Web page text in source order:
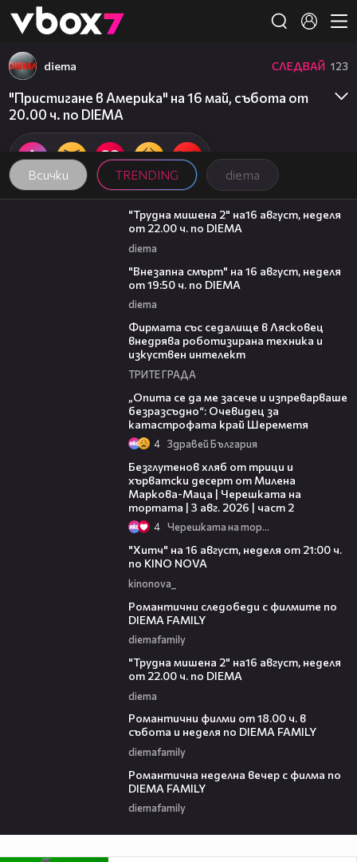
👾
Всички TRENDING diema
diema СЛЕДВАЙ 123
"Пристигане в Америка" на 16 май, събота от
20.00 ч. по DIEMA
00:31
"Трудна мишена 2" на16 август, неделя
от 22.00 ч. по DIEMA
diema
"Внезапна смърт" на 16 август, неделя
от 19:50 ч. по DIEMA
diema
Фирмата със седалище в Лясковец
внедрява роботизирана техника и
изкуствен интелект
ТРИТЕ ГРАДА
„Опита се да ме засече и изпреварваше
безразсъдно“: Очевидец за
катастрофата край Шереметя
4 Здравей България
Безглутенов хляб от трици и
хърватски десерт от Милена
Маркова-Маца | Черешката на
тортата | 3 авг. 2026 | част 2
4 Черешката на тортата
"Хитч" на 16 август, неделя от 21:00 ч.
по KINO NOVA
kinonova_
Романтични следобеди с филмите по
DIEMA FAMILY
diemafamily
"Трудна мишена 2" на16 август, неделя
от 22.00 ч. по DIEMA
diema
Романтични филми от 18.00 ч. в
събота и неделя по DIEMA FAMILY
diemafamily
Романтичнa неделна вечер с филма по
DIEMA FAMILY
diemafamily